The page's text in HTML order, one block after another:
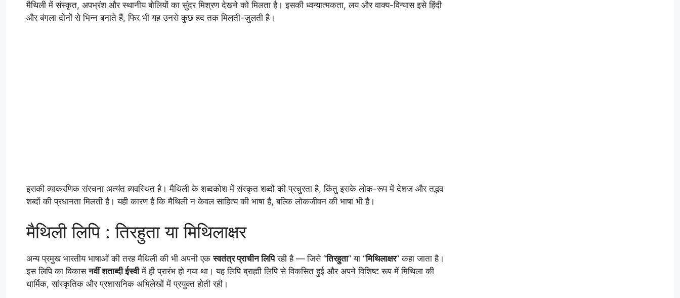
मैथिली में संस्कृत, अपभ्रंश और स्थानीय बोलियों का सुंदर मिश्रण देखने को मिलता है। इसकी ध्वन्यात्मकता, लय और वाक्य-विन्यास इसे हिंदी
और बंगला दोनों से भिन्न बनाते हैं, फिर भी यह उनसे कुछ हद तक मिलती-जुलती है।
इसकी व्याकरणिक संरचना अत्यंत व्यवस्थित है। मैथिली के शब्दकोश में संस्कृत शब्दों की प्रचुरता है, किंतु इसके लोक-रूप में देशज और तद्भव
शब्दों की प्रधानता मिलती है। यही कारण है कि मैथिली न केवल साहित्य की भाषा है, बल्कि लोकजीवन की भाषा भी है।
मैथिली लिपि : तिरहुता या मिथिलाक्षर
अन्य प्रमुख भारतीय भाषाओं की तरह मैथिली की भी अपनी एकस्वतंत्र प्राचीन लिपिरही है — जिसे “तिरहुता” या “मिथिलाक्षर” कहा जाता है।
इस लिपि का विकासनवीं शताब्दी ईस्वीमें ही प्रारंभ हो गया था। यह लिपि ब्राह्मी लिपि से विकसित हुई और अपने विशिष्ट रूप में मिथिला की
धार्मिक, सांस्कृतिक और प्रशासनिक अभिलेखों में प्रयुक्त होती रही।